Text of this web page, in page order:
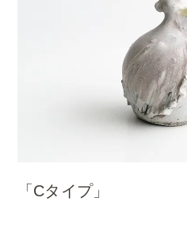
「Cタイプ」